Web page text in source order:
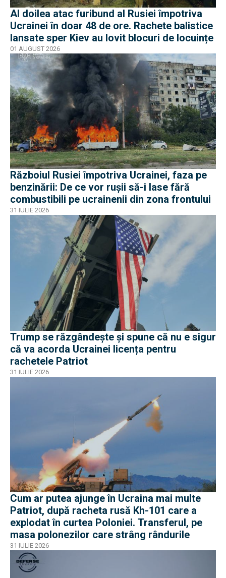
Al doilea atac furibund al Rusiei împotriva
Ucrainei în doar 48 de ore. Rachete balistice
lansate sper Kiev au lovit blocuri de locuințe
01 AUGUST 2026
Războiul Rusiei împotriva Ucrainei, faza pe
benzinării: De ce vor rușii să-i lase fără
combustibili pe ucrainenii din zona frontului
31 IULIE 2026
Trump se răzgândește și spune că nu e sigur
că va acorda Ucrainei licența pentru
rachetele Patriot
31 IULIE 2026
Cum ar putea ajunge în Ucraina mai multe
Patriot, după racheta rusă Kh-101 care a
explodat în curtea Poloniei. Transferul, pe
masa polonezilor care strâng rândurile
31 IULIE 2026